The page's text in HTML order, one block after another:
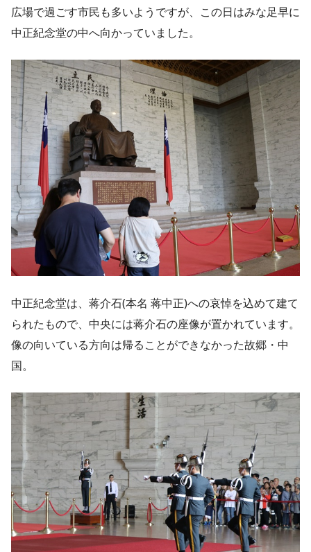
広場で過ごす市民も多いようですが、この日はみな足早に
中正紀念堂の中へ向かっていました。
中正紀念堂は、蒋介石(本名 蒋中正)への哀悼を込めて建て
られたもので、中央には蒋介石の座像が置かれています。
像の向いている方向は帰ることができなかった故郷・中
国。